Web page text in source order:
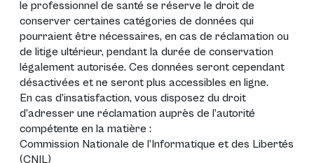
le professionnel de santé se réserve le droit de
conserver certaines catégories de données qui
pourraient être nécessaires, en cas de réclamation ou
de litige ultérieur, pendant la durée de conservation
légalement autorisée. Ces données seront cependant
désactivées et ne seront plus accessibles en ligne.
En cas d’insatisfaction, vous disposez du droit
d’adresser une réclamation auprès de l’autorité
compétente en la matière :
Commission Nationale de l’Informatique et des Libertés
(CNIL)